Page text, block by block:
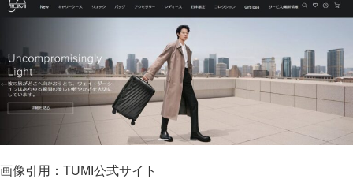
画像引用：TUMI公式サイト